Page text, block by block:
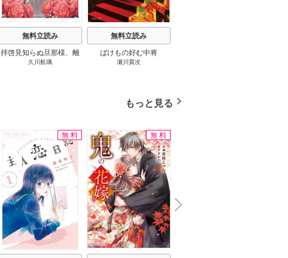
無料立読み
拝啓見知らぬ旦那様、離
婚していただきます
久川航璃
無料立読み
ばけもの好む中将
瀬川貴次
もっと見る
無料 無料
N
e
x
t